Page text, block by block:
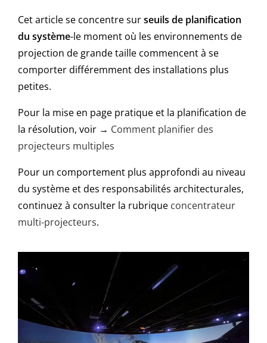
Cet article se concentre surseuils de planification
du système-le moment où les environnements de
projection de grande taille commencent à se
comporter différemment des installations plus
petites.
Pour la mise en page pratique et la planification de
la résolution, voir → Comment planifier des
projecteurs multiples
Pour un comportement plus approfondi au niveau
du système et des responsabilités architecturales,
continuez à consulter la rubrique concentrateur
multi-projecteurs.